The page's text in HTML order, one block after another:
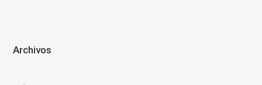
Archivos